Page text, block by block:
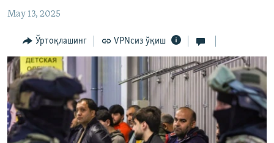
Озодлик бошқа тилларда
May 13, 2025
Ўртоқлашинг VPNсиз ўқиш